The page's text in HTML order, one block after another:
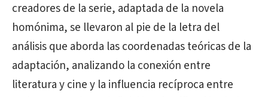
creadores de la serie, adaptada de la novela
homónima, se llevaron al pie de la letra del
análisis que aborda las coordenadas teóricas de la
adaptación, analizando la conexión entre
literatura y cine y la influencia recíproca entre